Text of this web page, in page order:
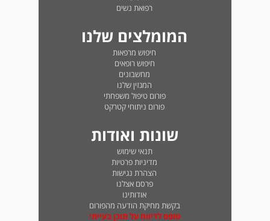
רפואת נשים
המומלצים שלנו
חיפוש מרפאות
חיפוש רופאים
מחשבונים
המגזין שלנו
פורום טיפול משפחתי
פורום ניתוחי קטרקט
שונות ואודות
תנאי שימוש
מדיניות פרטיות
הצהרת נגישות
פרסם אצלנו
אודותינו
בקשת מחיקת הודעה מהפורום
טופס לדיווח על תוכן בעייתי